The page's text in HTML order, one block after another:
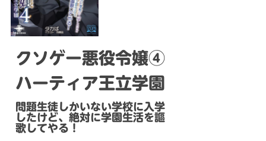
クソゲー悪役令嬢④
ハーティア王立学園
問題生徒しかいない学校に入学
したけど、絶対に学園生活を謳
歌してやる！